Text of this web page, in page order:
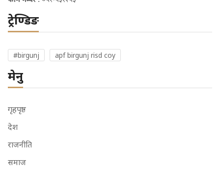
ट्रेण्डिङ
#birgunj apf birgunj risd coy
मेनु
गृहपृष्ठ
देश
राजनीति
समाज